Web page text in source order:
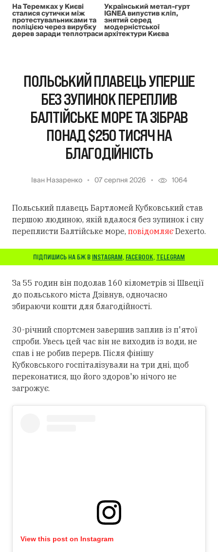
На Теремках у Києві
сталися сутички між
протестувальниками та
поліцією через вирубку
дерев заради теплотраси
Український метал-гурт
IGNEA випустив кліп,
знятий серед
модерністської
архітектури Києва
ПОЛЬСЬКИЙ ПЛАВЕЦЬ УПЕРШЕ
БЕЗ ЗУПИНОК ПЕРЕПЛИВ
БАЛТІЙСЬКЕ МОРЕ ТА ЗІБРАВ
ПОНАД $250 ТИСЯЧ НА
БЛАГОДІЙНІСТЬ
Іван Назаренко 07 серпня 2026 1064
Польський плавець Бартломей Кубковський став
першою людиною, якій вдалося без зупинок і сну
переплисти Балтійське море, повідомляєDexerto.
ПІДПИШИСЬ НА БЖ В INSTAGRAM, FACEBOOK, TELEGRAM
За 55 годин він подолав 160 кілометрів зі Швеції
до польського міста Дзівнув, одночасно
збираючи кошти для благодійності.
30-річний спортсмен завершив заплив із п'ятої
спроби. Увесь цей час він не виходив із води, не
спав і не робив перерв. Після фінішу
Кубковського госпіталізували на три дні, щоб
переконатися, що його здоров'ю нічого не
загрожує.
View this post on Instagram